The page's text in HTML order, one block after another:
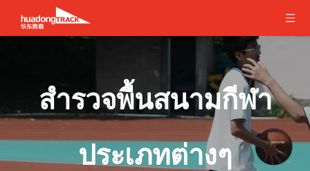
สำรวจพื้นสนามกีฬา
ประเภทต่างๆ